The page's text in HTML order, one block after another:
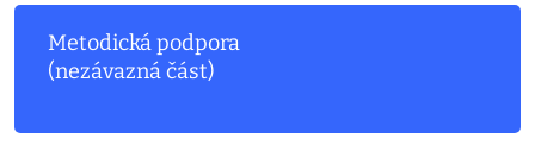
Metodická podpora
(nezávazná část)